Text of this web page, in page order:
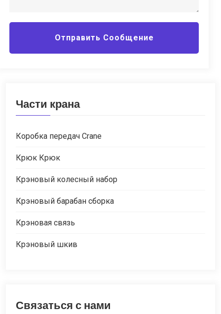
Отправить Сообщение
Части крана
Коробка передач Crane
Крюк Крюк
Крэновый колесный набор
Крэновый барабан сборка
Крэновая связь
Крэновый шкив
Связаться с нами